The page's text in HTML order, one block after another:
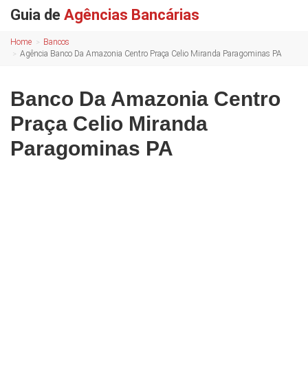
Guia de Agências Bancárias
Home
Bancos
Agência Banco Da Amazonia Centro Praça Celio Miranda Paragominas PA
Banco Da Amazonia Centro
Praça Celio Miranda
Paragominas PA